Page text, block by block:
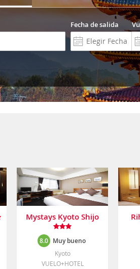
Fecha de salida
Mystays Kyoto Shijo
8.0 Muy bueno
Kyoto
VUELO+HOTEL